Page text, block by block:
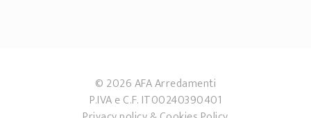
© 2026 AFA Arredamenti
P.IVA e C.F. IT00240390401